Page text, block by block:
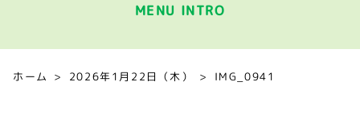
MENU INTRO
ホーム 2026年1月22日（木） IMG_0941